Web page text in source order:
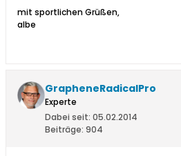
mit sportlichen Grüßen,
albe
GrapheneRadicalPro
Experte
Dabei seit: 05.02.2014
Beiträge: 904